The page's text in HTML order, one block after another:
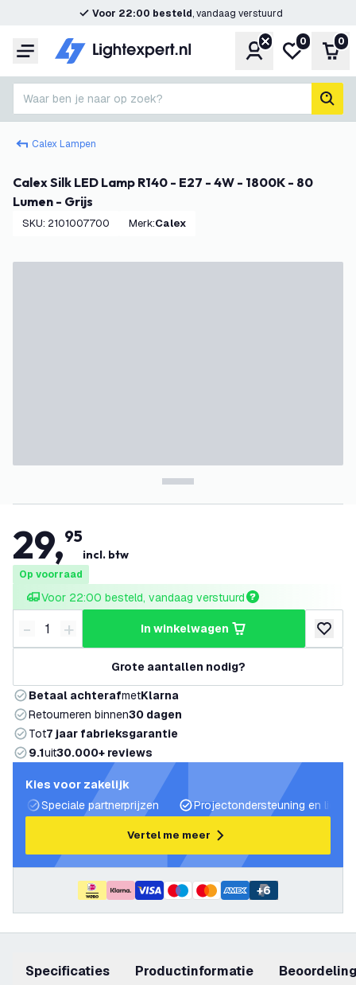
Voor 22:00 besteld, vandaag verstuurd
Menu Account
Mijn
0 0
Waar ben je naar op zoek?
Calex Lampen
Calex Silk LED Lamp R140 - E27 - 4W - 1800K - 80
Lumen - Grijs
SKU: 2101007700 Merk: Calex
29,95
incl. btw
Op voorraad
Voor 22:00 besteld, vandaag verstuurd
Verminder hoeveelheid
- Verhoog hoeveelheid
+ in winkelwagen
Grote aantallen nodig?
Betaal achterafmetKlarna
Retourneren binnen30 dagen
Tot7 jaar fabrieksgarantie
9.1uit30.000+ reviews
Kies voor zakelijk
Speciale partnerprijzen
Projectondersteuning en
Vertel me meer
+6
Specificaties productinformatie